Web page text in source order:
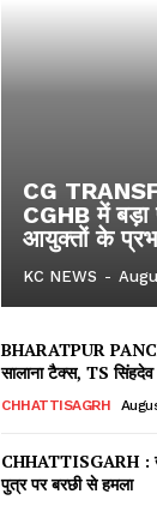
CG
CGHB में
आयुक्तों के
KC NEWS -
BHARATPUR
सालाना टैक्स, TS
CHHATTISAGRH
CHHATTISGARH :
पुत्र पर बरछी से हमला